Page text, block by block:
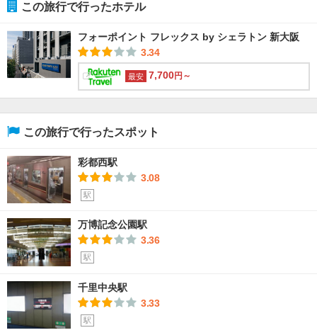
この旅行で行ったホテル
フォーポイント フレックス by シェラトン 新大阪
3.34
最安 7,700円～
この旅行で行ったスポット
彩都西駅
3.08
駅
万博記念公園駅
3.36
駅
千里中央駅
3.33
駅